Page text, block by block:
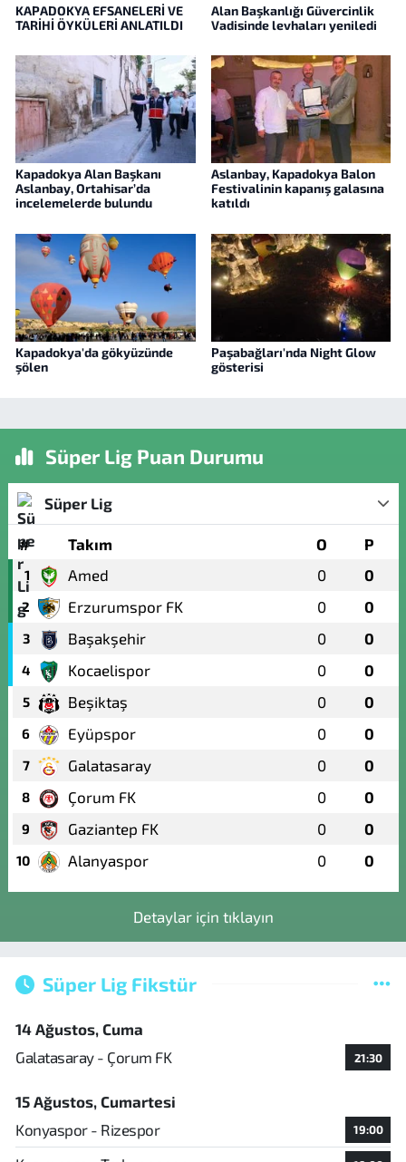
KAPADOKYA EFSANELERİ VE
TARİHİ ÖYKÜLERİ ANLATILDI
Alan Başkanlığı Güvercinlik
Vadisinde levhaları yeniledi
Kapadokya Alan Başkanı
Aslanbay, Ortahisar’da
incelemelerde bulundu
Aslanbay, Kapadokya Balon
Festivalinin kapanış galasına
katıldı
Kapadokya'da gökyüzünde
şölen
Paşabağları'nda Night Glow
gösterisi
Süper Lig Puan Durumu
Süper Lig
# Takım O P
1 Amed 0 0
2 Erzurumspor FK 0 0
3 Başakşehir 0 0
4 Kocaelispor 0 0
5 Beşiktaş 0 0
6 Eyüpspor 0 0
7 Galatasaray 0 0
8 Çorum FK 0 0
9 Gaziantep FK 0 0
10 Alanyaspor 0 0
Detaylar için tıklayın
Süper Lig Fikstür
14 Ağustos, Cuma
Galatasaray - Çorum FK
21:30
15 Ağustos, Cumartesi
Konyaspor - Rizespor
19:00